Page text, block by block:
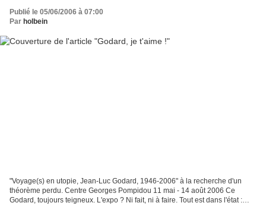
Publié le 05/06/2006 à 07:00
Par holbein
"Voyage(s) en utopie, Jean-Luc Godard, 1946-2006" à la recherche d'un
théorème perdu. Centre Georges Pompidou 11 mai - 14 août 2006 Ce
Godard, toujours teigneux. L'expo ? Ni fait, ni à faire. Tout est dans l'état :